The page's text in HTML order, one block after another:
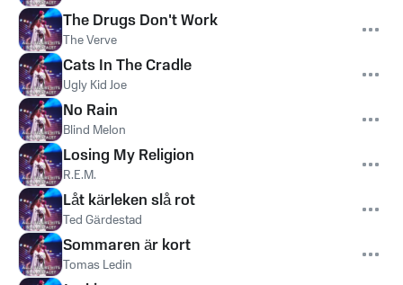
The Drugs Don't Work
The Verve
Cats In The Cradle
Ugly Kid Joe
No Rain
Blind Melon
Losing My Religion
R.E.M.
Låt kärleken slå rot
Ted Gärdestad
Sommaren är kort
Tomas Ledin